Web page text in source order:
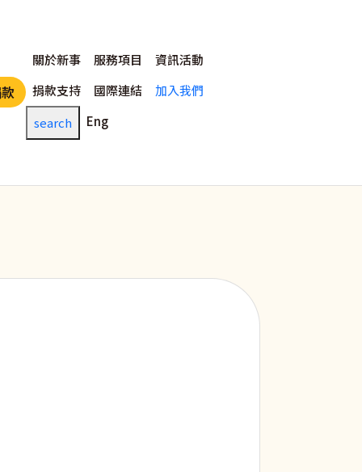
主選單
關於新事 服務項目
資訊活動
捐款支持
國際連結
加入我們
search
Eng